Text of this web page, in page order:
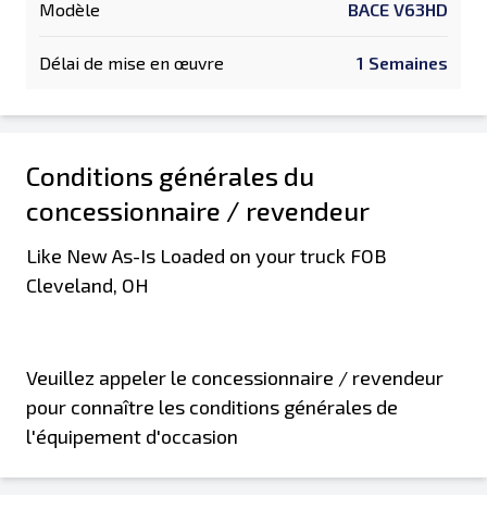
Modèle BACE V63HD
Délai de mise en œuvre 1 Semaines
Conditions générales du
concessionnaire / revendeur
Like New As-Is Loaded on your truck FOB
Cleveland, OH
Veuillez appeler le concessionnaire / revendeur
pour connaître les conditions générales de
l'équipement d'occasion